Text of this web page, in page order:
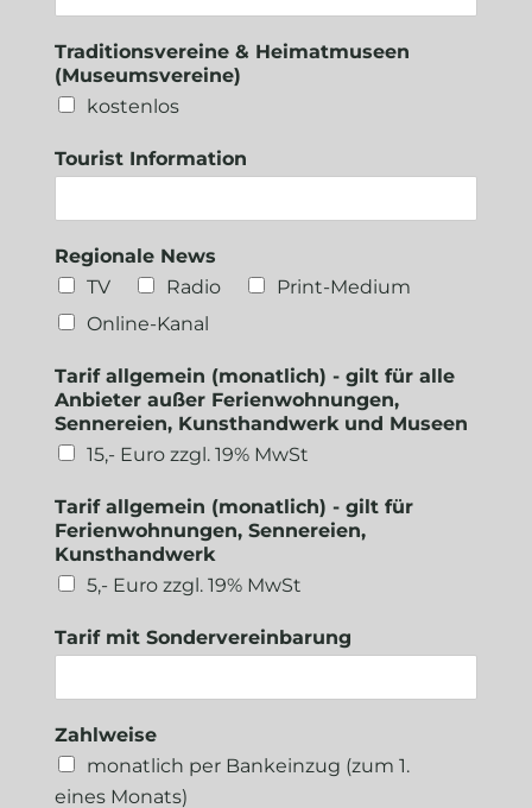
Traditionsvereine & Heimatmuseen
(Museumsvereine)
kostenlos
Tourist Information
Regionale News
TV
Radio
Print-Medium
Online-Kanal
Tarif allgemein (monatlich) - gilt für alle
Anbieter außer Ferienwohnungen,
Sennereien, Kunsthandwerk und Museen
15,- Euro zzgl. 19% MwSt
Tarif allgemein (monatlich) - gilt für
Ferienwohnungen, Sennereien,
Kunsthandwerk
5,- Euro zzgl. 19% MwSt
Tarif mit Sondervereinbarung
Zahlweise
monatlich per Bankeinzug (zum 1.
eines Monats)